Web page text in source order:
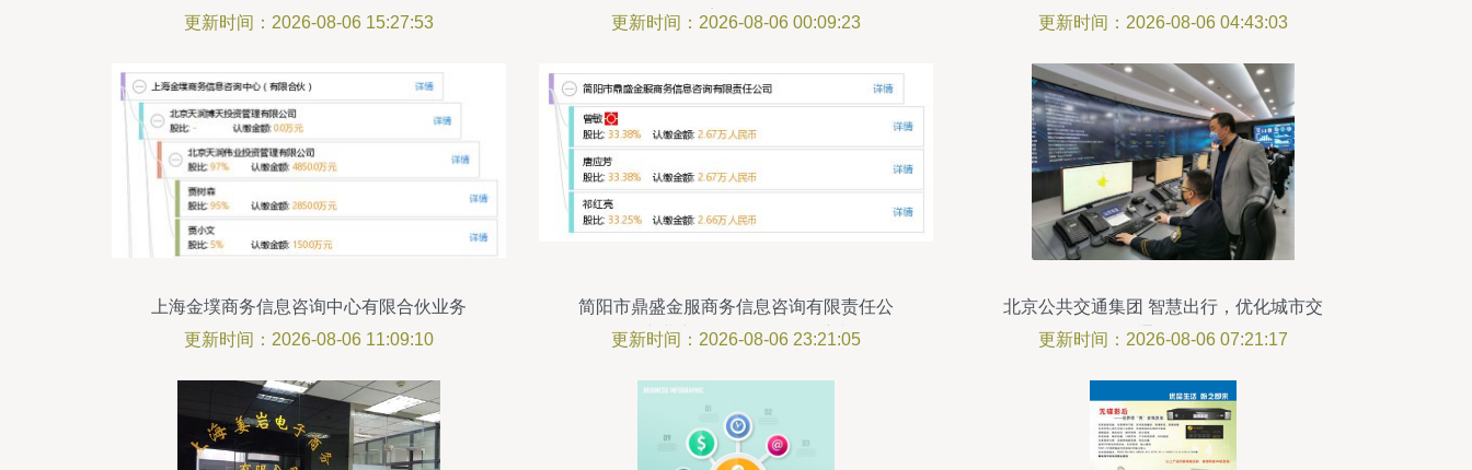
策
更新时间：2026-08-06 15:27:53
息咨询迎来发展机遇
更新时间：2026-08-06 00:09:23
历与防坑指南
更新时间：2026-08-06 04:43:03
上海金墣商务信息咨询中心有限合伙业务
解析
更新时间：2026-08-06 11:09:10
简阳市鼎盛金服商务信息咨询有限责任公
司 专业商务信息服务的领航者
更新时间：2026-08-06 23:21:05
北京公共交通集团 智慧出行，优化城市交
通体验
更新时间：2026-08-06 07:21:17